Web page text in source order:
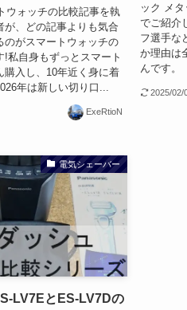
ウォッチの比較記事を執
が、どの記事よりも気合
のがスマートウォッチの
私自身もずっとスマート
購入し、10年近く身に着
年は新しい切り口...
ExeRtioN
ック メ
でご紹介
フ選手な
か理由は
んです。
2025/02/
電気シェーバー
LV7EとES-LV7Dの